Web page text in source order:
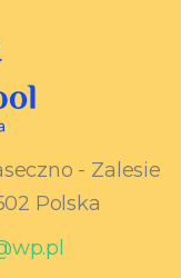
- Zalesie
Polska